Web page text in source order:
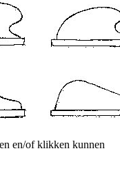
en/of klikken kunnen